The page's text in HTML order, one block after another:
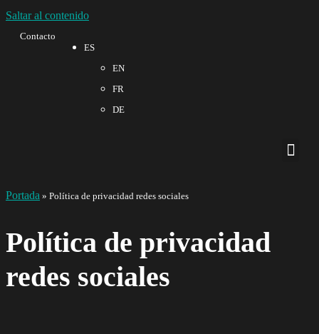
Saltar al contenido
Contacto
ES
EN
FR
DE
Portada » Política de privacidad redes sociales
Política de privacidad
redes sociales